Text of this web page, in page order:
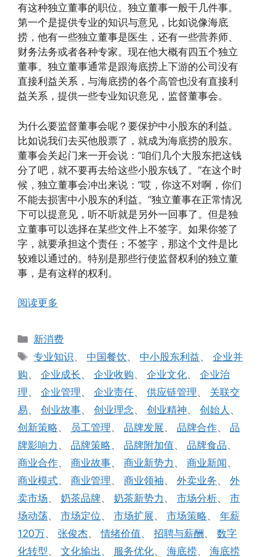
有这种独立董事的职位。独立董事一般干几件事。
第一个是提供专业的知识与意见，比如说像海底
捞，他有一些独立董事是医生，还有一些营养师、
财务法务或者各种专家。现在他大概有四五个独立
董事。独立董事通常是跟海底捞上下游的公司没有
直接利益关系，与海底捞的各个高管也没有直接利
益关系，提供一些专业知识意见，监督董事会。
为什么要监督董事会呢？要保护中小股东的利益。
比如说我们去买他股票了，就成为海底捞的股东。
董事会关起门来一开会说：“咱们几个大股东把这钱
分了吧，就不要再去给这些小股东钱了。”在这个时
候，独立董事会冲出来说：“哎，你这不对啊，你们
不能去损害中小股东的利益。”独立董事在正常情况
下可以提意见，听不听就是另外一回事了。但是独
立董事可以选择在某些文件上不签字。如果你签了
字，就要承担这个责任；不签字，那这个文件是比
较难以通过的。特别是那些行使监督权利的独立董
事，是有这样的权利。
阅读更多
分
类
新消费
标
专业知识、 中国餐饮、 中小股东利益、企业并
购、 企业成长、 企业收购、 企业文化、 企业治
理、 企业管理、 企业责任、 供应链管理、 关联交
易、 创业故事、 创业理念、 创业精神、 创始人 、
创新策略、 员工管理、 品牌发展、 品牌合作、 品
牌影响力 、 品牌策略、 品牌附加值、 品牌食品、
商业合作、 商业故事、 商业新势力 、 商业新闻、
商业模式、 商业管理、 商业领袖、 外卖业务、 外
卖市场、 奶茶品牌、 奶茶新势力 、 市场分析、 市
场动荡、 市场定位、 市场扩展、 市场策略、 年薪
120万、 张俊杰、情绪价值、 招聘与薪酬 、 数字
化转型、 文化输出 、 服务优化、 海底捞、 海底捞